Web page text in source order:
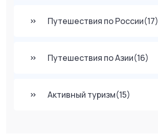
Путешествия по России(17)
Путешествия по Азии(16)
Активный туризм(15)